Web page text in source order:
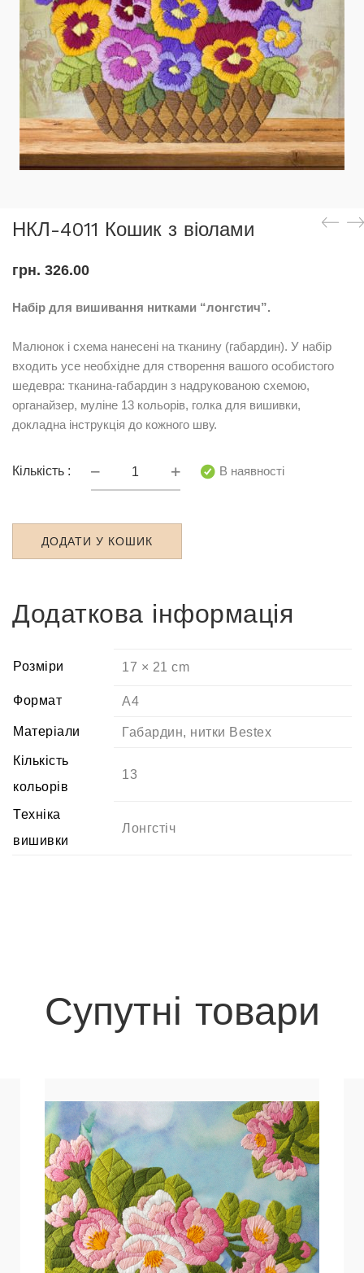
НКЛ-4011 Кошик з віолами
грн. 326.00
Набір для вишивання нитками “лонгстич”.
Малюнок і схема нанесені на тканину (габардин). У набір
входить усе необхідне для створення вашого особистого
шедевра: тканина-габардин з надрукованою схемою,
органайзер, муліне 13 кольорів, голка для вишивки,
докладна інструкція до кожного шву.
Кількість :
НКЛ-4011
Кошик
віолами
кількість
В наявності
ДОДАТИ У КОШИК
Додаткова інформація
Розміри 17 × 21 cm
Формат A4
Матеріали Габардин, нитки Bestex
Кількість
кольорів
13
Техніка
вишивки
Лонгстіч
Супутні товари